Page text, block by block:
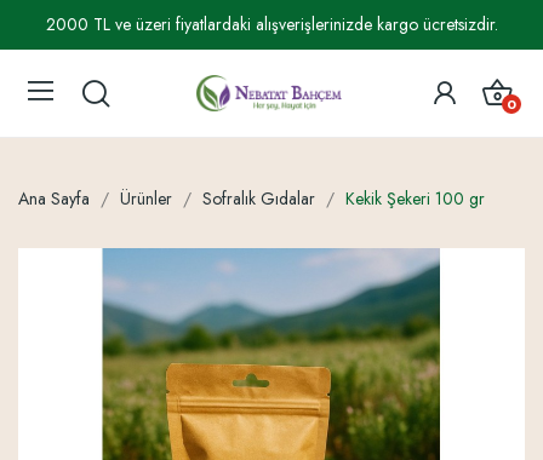
2000 TL ve üzeri fiyatlardaki alışverişlerinizde kargo ücretsizdir.
0
Ana Sayfa Ürünler Sofralık Gıdalar Kekik Şekeri 100 gr